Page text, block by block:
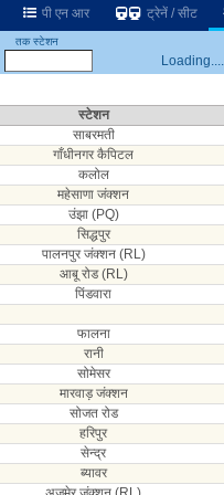
पी एन आर ट्रेनें / सीट
तक स्टेशन
Loading....
स्टेशन
साबरमती
गाँधीनगर कैपिटल
कलोल
महेसाणा जंक्शन
उंझा (PQ)
सिद्धपुर
पालनपुर जंक्शन (RL)
आबू रोड (RL)
पिंडवारा
फालना
रानी
सोमेसर
मारवाड़ जंक्शन
सोजत रोड
हरिपुर
सेन्द्र
ब्यावर